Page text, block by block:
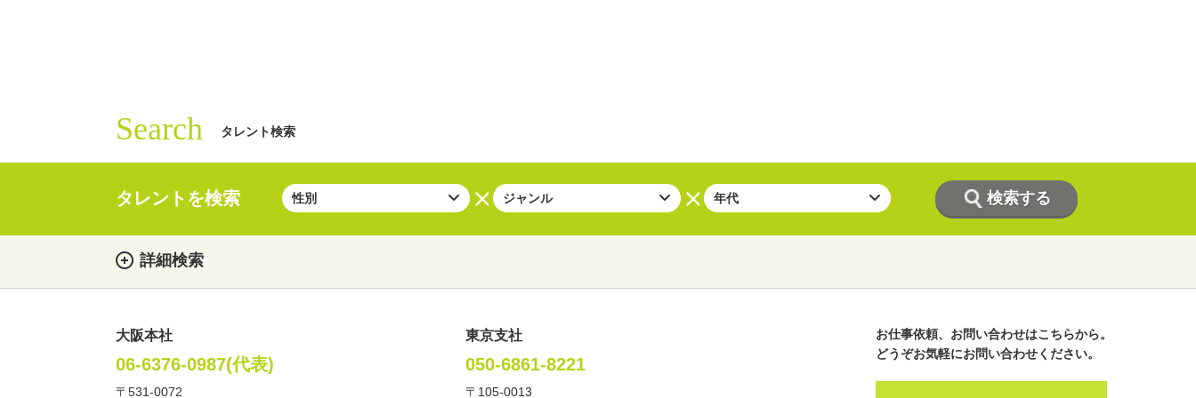
Search タレント検索
タレントを検索
詳細検索
・性別
お笑い・バラエティー
大阪本社
06-6376-0987(代表)
〒531-0072
東京支社
050-6861-8221
〒105-0013
お仕事依頼、お問い合わせはこちらから。
どうぞお気軽にお問い合わせください。